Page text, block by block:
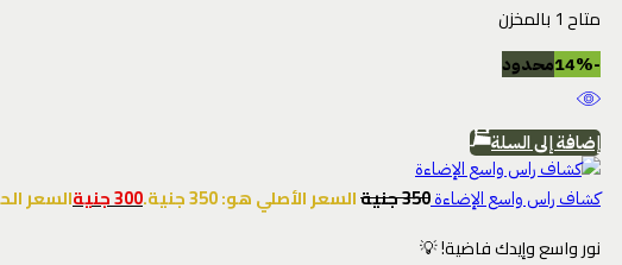
متاح 1 بالمخزن
-14% محدود
إضافة إلى السلة
كشاف راس واسع الإضاءة350جنيةالسعر الأصلي هو: 350 جنية. 300جنيةالسعر
نور واسع وإيدك فاضية! 💡